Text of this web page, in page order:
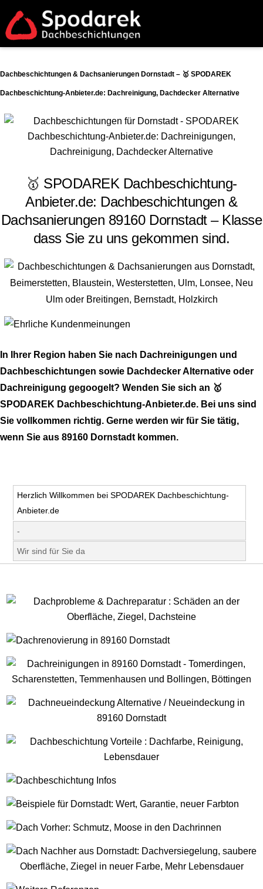
Dachbeschichtungen & Dachsanierungen Dornstadt – 🥇 SPODAREK
Dachbeschichtung-Anbieter.de: Dachreinigung, Dachdecker Alternative
🥇 SPODAREK Dachbeschichtung-
Anbieter.de: Dachbeschichtungen &
Dachsanierungen 89160 Dornstadt – Klasse
dass Sie zu uns gekommen sind.
In Ihrer Region haben Sie nach Dachreinigungen und
Dachbeschichtungen sowie Dachdecker Alternative oder
Dachreinigung gegoogelt? Wenden Sie sich an 🥇
SPODAREK Dachbeschichtung-Anbieter.de. Bei uns sind
Sie vollkommen richtig. Gerne werden wir für Sie tätig,
wenn Sie aus 89160 Dornstadt kommen.
Herzlich Willkommen bei SPODAREK Dachbeschichtung-
Anbieter.de
-
Wir sind für Sie da